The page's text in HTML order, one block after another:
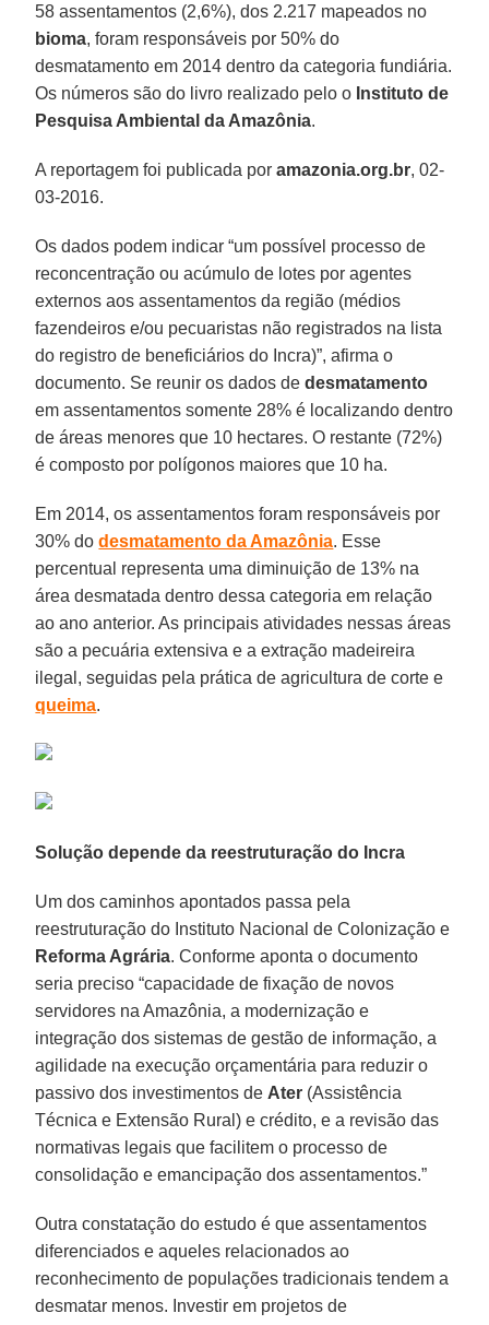
58 assentamentos (2,6%), dos 2.217 mapeados no
bioma, foram responsáveis por 50% do
desmatamento em 2014 dentro da categoria fundiária.
Os números são do livro realizado pelo o Instituto de
Pesquisa Ambiental da Amazônia.
A reportagem foi publicada poramazonia.org.br, 02-
03-2016.
Os dados podem indicar “um possível processo de
reconcentração ou acúmulo de lotes por agentes
externos aos assentamentos da região (médios
fazendeiros e/ou pecuaristas não registrados na lista
do registro de beneficiários do Incra)”, afirma o
documento. Se reunir os dados dedesmatamento
em assentamentos somente 28% é localizando dentro
de áreas menores que 10 hectares. O restante (72%)
é composto por polígonos maiores que 10 ha.
Em 2014, os assentamentos foram responsáveis por
30% dodesmatamento da Amazônia. Esse
percentual representa uma diminuição de 13% na
área desmatada dentro dessa categoria em relação
ao ano anterior. As principais atividades nessas áreas
são a pecuária extensiva e a extração madeireira
ilegal, seguidas pela prática de agricultura de corte e
queima.
Solução depende da reestruturação do Incra
Um dos caminhos apontados passa pela
reestruturação do Instituto Nacional de Colonização e
Reforma Agrária. Conforme aponta o documento
seria preciso “capacidade de fixação de novos
servidores na Amazônia, a modernização e
integração dos sistemas de gestão de informação, a
agilidade na execução orçamentária para reduzir o
passivo dos investimentos de Ater (Assistência
Técnica e Extensão Rural) e crédito, e a revisão das
normativas legais que facilitem o processo de
consolidação e emancipação dos assentamentos.”
Outra constatação do estudo é que assentamentos
diferenciados e aqueles relacionados ao
reconhecimento de populações tradicionais tendem a
desmatar menos. Investir em projetos de